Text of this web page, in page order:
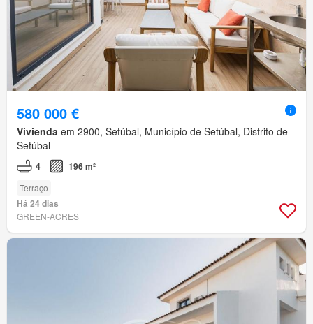
580 000 €
Vivienda em 2900, Setúbal, Município de Setúbal, Distrito de
Setúbal
4 196 m²
Terraço
Há 24 dias
GREEN-ACRES